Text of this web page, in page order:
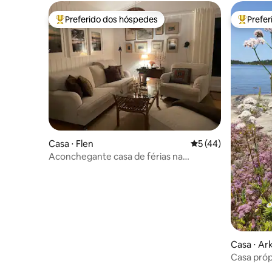
Entre os melhores preferidos dos hóspedes
Preferido dos hóspedes
Casa ⋅ Flen 5 de uma
5 (44)
Aconchegante casa de férias na
Entre
Casa ⋅
Casa